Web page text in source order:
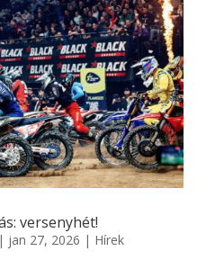
versenyhét!
jan 27, 2026 | Hírek